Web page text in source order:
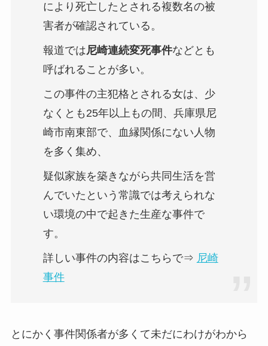
により死亡したとされる複数名の被
害者が確認されている。
報道では尼崎連続変死事件などとも
呼ばれることが多い。
この事件の主犯格とされる女は、少
なくとも25年以上もの間、兵庫県尼
崎市南東部で、血縁関係にない人物
を多く集め、
疑似家族を築きながら共同生活を営
んでいたという常識では考えられな
い環境の中で起きた生産な事件で
す。
詳しい事件の内容はこちらで⇒ 尼崎
事件
とにかく事件関係者が多くて未だにわけがわから